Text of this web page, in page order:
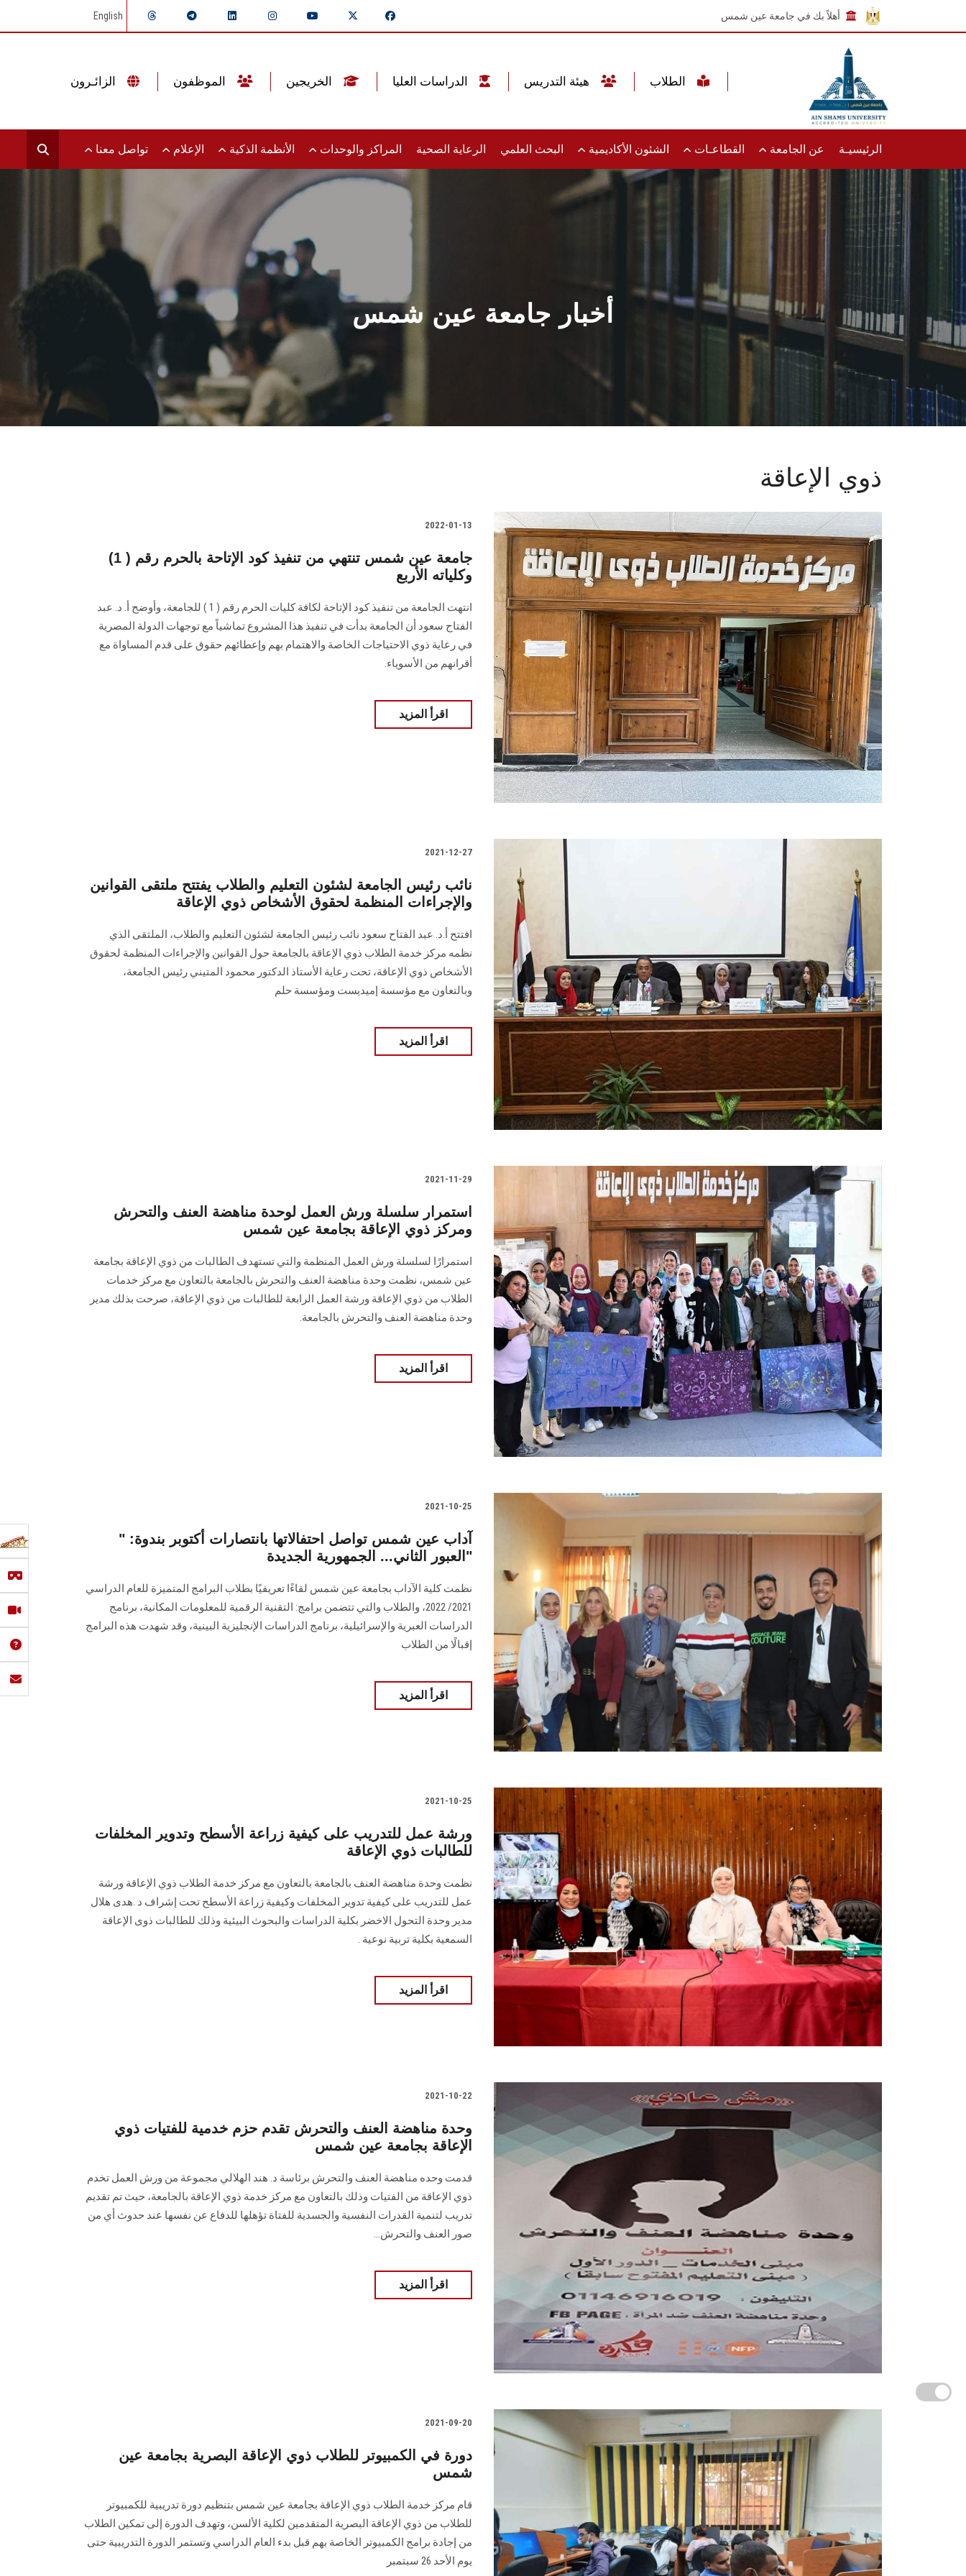
أهلاً بك في جامعة عين شمس English
الرئيسيـة عن الجامعة القطاعـات الشئون الأكاديمية البحث العلمي الرعاية الصحية المراكز والوحدات الأنظمة الذكية الإعلام تواصل معنا
أخبار جامعة عين شمس
ذوي الإعاقة
2022-01-13
جامعة عين شمس تنتهي من تنفيذ كود الإتاحة بالحرم رقم ( 1)
وكلياته الأربع
انتهت الجامعة من تنفيذ كود الإتاحة لكافة كليات الحرم رقم ( 1 ) للجامعة، وأوضح أ. د. عبد
الفتاح سعود أن الجامعة بدأت في تنفيذ هذا المشروع تماشياً مع توجهات الدولة المصرية
في رعاية ذوي الاحتياجات الخاصة والاهتمام بهم وإعطائهم حقوق على قدم المساواة مع
أقرانهم من الأسوياء.
اقرأ المزيد
2021-12-27
نائب رئيس الجامعة لشئون التعليم والطلاب يفتتح ملتقى القوانين
والإجراءات المنظمة لحقوق الأشخاص ذوي الإعاقة
افتتح أ.د. عبد الفتاح سعود نائب رئيس الجامعة لشئون التعليم والطلاب، الملتقى الذي
نظمه مركز خدمة الطلاب ذوي الإعاقة بالجامعة حول القوانين والإجراءات المنظمة لحقوق
الأشخاص ذوي الإعاقة، تحت رعاية الأستاذ الدكتور محمود المتيني رئيس الجامعة،
وبالتعاون مع مؤسسة إميديست ومؤسسة حلم
اقرأ المزيد
2021-11-29
استمرار سلسلة ورش العمل لوحدة مناهضة العنف والتحرش
ومركز ذوي الإعاقة بجامعة عين شمس
استمرارًا لسلسلة ورش العمل المنظمة والتي تستهدف الطالبات من ذوي الإعاقة بجامعة
عين شمس، نظمت وحدة مناهضة العنف والتحرش بالجامعة بالتعاون مع مركز خدمات
الطلاب من ذوي الإعاقة ورشة العمل الرابعة للطالبات من ذوي الإعاقة، صرحت بذلك مدير
وحدة مناهضة العنف والتحرش بالجامعة.
اقرأ المزيد
2021-10-25
آداب عين شمس تواصل احتفالاتها بانتصارات أكتوبر بندوة: "
العبور الثاني... الجمهورية الجديدة"
نظمت كلية الآداب بجامعة عين شمس لقاءًا تعريفيًا بطلاب البرامج المتميزة للعام الدراسي
2021/ 2022، والطلاب والتي تتضمن برامج: التقنية الرقمية للمعلومات المكانية، برنامج
الدراسات العبرية والإسرائيلية، برنامج الدراسات الإنجليزية البينية، وقد شهدت هذه البرامج
إقبالًا من الطلاب
اقرأ المزيد
2021-10-25
ورشة عمل للتدريب على كيفية زراعة الأسطح وتدوير المخلفات
للطالبات ذوي الإعاقة
نظمت وحدة مناهضة العنف بالجامعة بالتعاون مع مركز خدمة الطلاب ذوي الإعاقة ورشة
عمل للتدريب على كيفية تدوير المخلفات وكيفية زراعة الأسطح تحت إشراف د .هدى هلال
مدير وحدة التحول الاخضر بكلية الدراسات والبحوث البيئية وذلك للطالبات ذوى الإعاقة
السمعية بكلية تربية نوعية .
اقرأ المزيد
2021-10-22
وحدة مناهضة العنف والتحرش تقدم حزم خدمية للفتيات ذوي
الإعاقة بجامعة عين شمس
قدمت وحده مناهضة العنف والتحرش برئاسة د. هند الهلالي مجموعة من ورش العمل تخدم
ذوي الإعاقة من الفتيات وذلك بالتعاون مع مركز خدمة ذوي الإعاقة بالجامعة، حيث تم تقديم
تدريب لتنمية القدرات النفسية والجسدية للفتاة تؤهلها للدفاع عن نفسها عند حدوث أي من
صور العنف والتحرش...
اقرأ المزيد
2021-09-20
دورة في الكمبيوتر للطلاب ذوي الإعاقة البصرية بجامعة عين
شمس
قام مركز خدمة الطلاب ذوي الإعاقة بجامعة عين شمس بتنظيم دورة تدريبية للكمبيوتر
للطلاب من ذوي الإعاقة البصرية المتقدمين لكلية الألسن، وتهدف الدورة إلى تمكين الطلاب
من إجادة برامج الكمبيوتر الخاصة بهم قبل بدء العام الدراسي وتستمر الدورة التدريبية حتى
يوم الأحد 26 سبتمبر